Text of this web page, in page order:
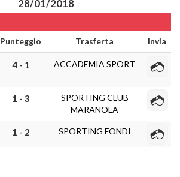
28/01/2018
Punteggio Trasferta Invia
4 - 1 ACCADEMIA SPORT
1 - 3
SPORTING CLUB
MARANOLA
1 - 2 SPORTING FONDI